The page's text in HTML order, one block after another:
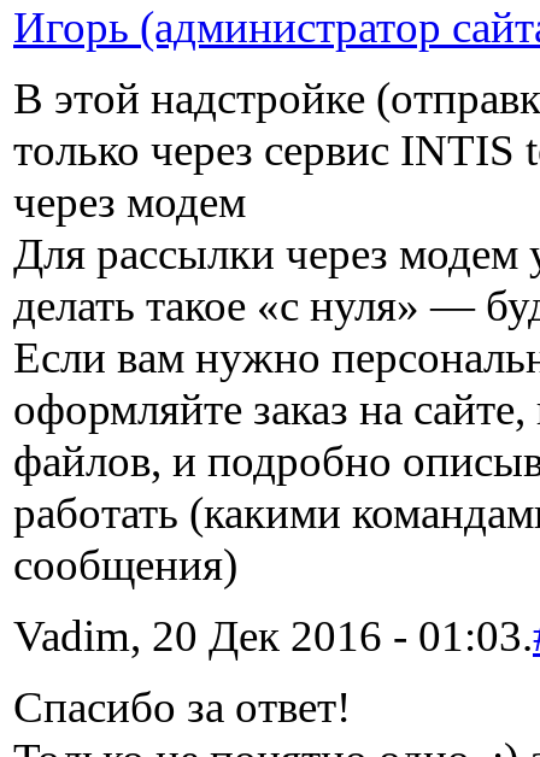
Игорь (администратор
В этой надстройке
только через сервис
через модем
Для рассылки через
делать такое «с нуля» —
Если вам нужно
оформляйте заказ на
файлов, и подробно
работать (какими
сообщения)
Vadim, 20 Дек 2016 - 01:03.
Спасибо за ответ!